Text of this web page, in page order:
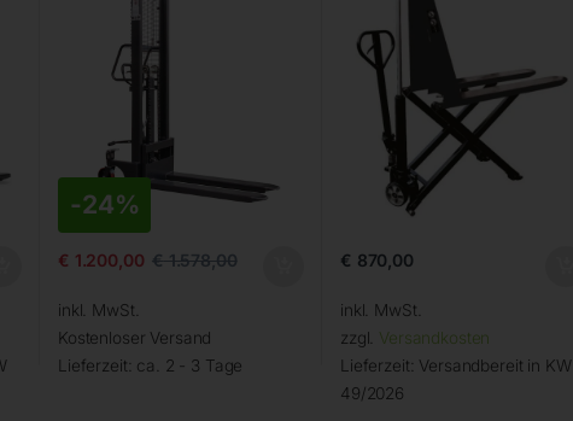
-24%
€ 1.200,00 €1.578,00
inkl. MwSt.
Kostenloser Versand
Lieferzeit: ca. 2 - 3 Tage
€ 870,00
inkl. MwSt.
zzgl. Versandkosten
Lieferzeit: Versandbereit in KW
49/2026